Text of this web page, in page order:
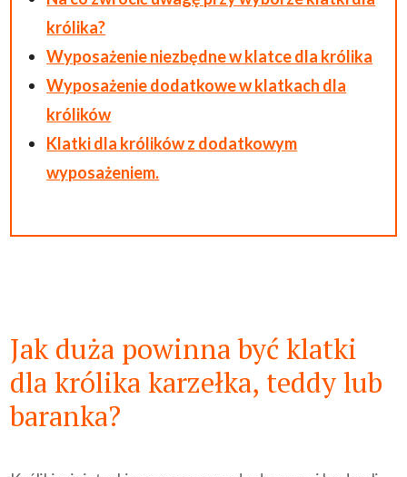
królika?
Wyposażenie niezbędne w klatce dla królika
Wyposażenie dodatkowe w klatkach dla
królików
Klatki dla królików z dodatkowym
wyposażeniem.
Jak duża powinna być klatki
dla królika karzełka, teddy lub
baranka?